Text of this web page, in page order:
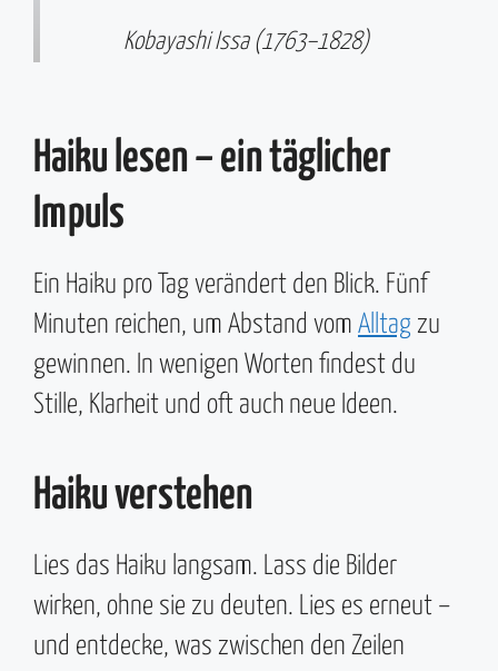
Kobayashi Issa (1763–1828)
Haiku lesen – ein täglicher
Impuls
Ein Haiku pro Tag verändert den Blick. Fünf
Minuten reichen, um Abstand vom Alltag zu
gewinnen. In wenigen Worten findest du
Stille, Klarheit und oft auch neue Ideen.
Haiku verstehen
Lies das Haiku langsam. Lass die Bilder
wirken, ohne sie zu deuten. Lies es erneut –
und entdecke, was zwischen den Zeilen